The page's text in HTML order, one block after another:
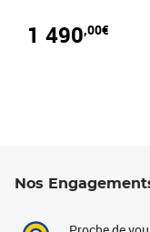
1 490,00€
Nos